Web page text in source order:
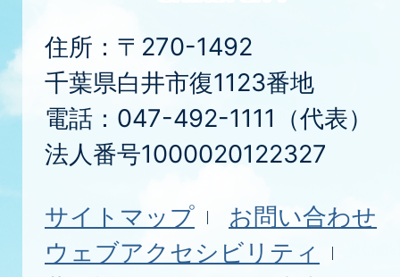
住所：〒270-1492
千葉県白井市復1123番地
電話：047-492-1111（代表）
法人番号1000020122327
サイトマップ
お問い合わせ
ウェブアクセシビリティ